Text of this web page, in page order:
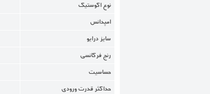
نوع اکوستیک
امپدانس
سایز درایو
رنج فرکانسی
حساسیت
حداکثر قدرت ورودی